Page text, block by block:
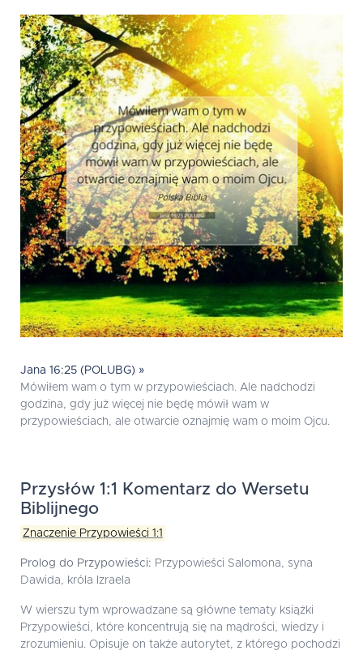
Jana 16:25 (POLUBG) »
Mówiłem wam o tym w przypowieściach. Ale nadchodzi
godzina, gdy już więcej nie będę mówił wam w
przypowieściach, ale otwarcie oznajmię wam o moim Ojcu.
Przysłów 1:1 Komentarz do Wersetu
Biblijnego
Znaczenie Przypowieści 1:1
Prolog do Przypowieści: Przypowieści Salomona, syna
Dawida, króla Izraela
W wierszu tym wprowadzane są główne tematy książki
Przypowieści, które koncentrują się na mądrości, wiedzy i
zrozumieniu. Opisuje on także autorytet, z którego pochodzi